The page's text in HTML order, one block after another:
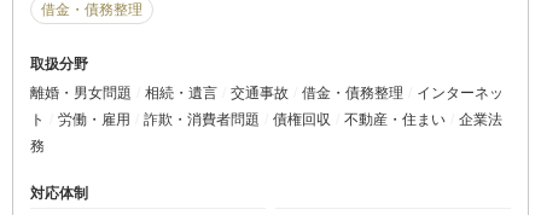
借金・債務整理
取扱分野
離婚・男女問題
相続・遺言 交通事故 借金・債務整理
インターネッ
ト
労働・雇用 詐欺・消費者問題 債権回収 不動産・住まい
企業法
務
対応体制